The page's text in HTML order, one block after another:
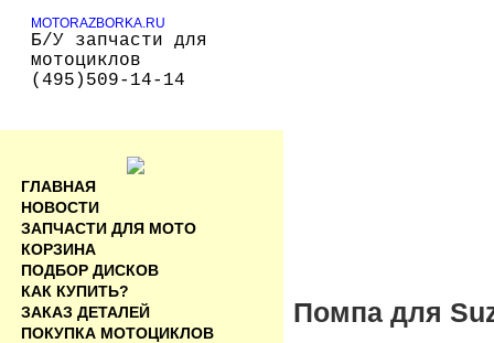
MOTORAZBORKA.RU
Б/У запчасти для
мотоциклов
(495)509-14-14
Помпа для
ГЛАВНАЯ
НОВОСТИ
ЗАПЧАСТИ ДЛЯ МОТО
КОРЗИНА
ПОДБОР ДИСКОВ
КАК КУПИТЬ?
ЗАКАЗ ДЕТАЛЕЙ
ПОКУПКА МОТОЦИКЛОВ